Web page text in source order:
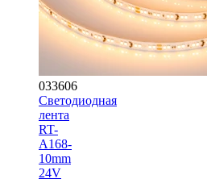
033606
Светодиодная
лента
RT-
A168-
10mm
24V